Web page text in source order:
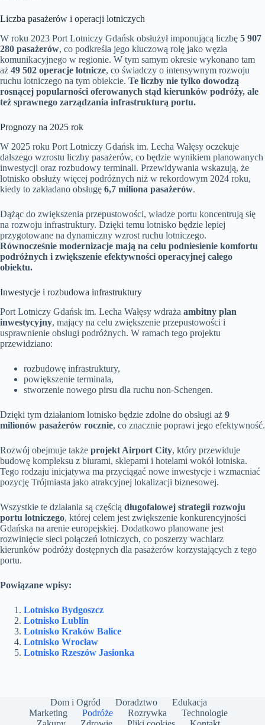
Liczba pasażerów i operacji lotniczych
W roku 2023 Port Lotniczy Gdańsk obsłużył imponującą liczbę 5 907
280 pasażerów, co podkreśla jego kluczową rolę jako węzła
komunikacyjnego w regionie. W tym samym okresie wykonano tam
aż 49 502 operacje lotnicze, co świadczy o intensywnym rozwoju
ruchu lotniczego na tym obiekcie. Te liczby nie tylko dowodzą
rosnącej popularności oferowanych stąd kierunków podróży, ale
też sprawnego zarządzania infrastrukturą portu.
Prognozy na 2025 rok
W 2025 roku Port Lotniczy Gdańsk im. Lecha Wałęsy oczekuje
dalszego wzrostu liczby pasażerów, co będzie wynikiem planowanych
inwestycji oraz rozbudowy terminali. Przewidywania wskazują, że
lotnisko obsłuży więcej podróżnych niż w rekordowym 2024 roku,
kiedy to zakładano obsługę 6,7 miliona pasażerów.
Dążąc do zwiększenia przepustowości, władze portu koncentrują się
na rozwoju infrastruktury. Dzięki temu lotnisko będzie lepiej
przygotowane na dynamiczny wzrost ruchu lotniczego.
Równocześnie modernizacje mają na celu podniesienie komfortu
podróżnych i zwiększenie efektywności operacyjnej całego
obiektu.
Inwestycje i rozbudowa infrastruktury
Port Lotniczy Gdańsk im. Lecha Wałęsy wdraża ambitny plan
inwestycyjny, mający na celu zwiększenie przepustowości i
usprawnienie obsługi podróżnych. W ramach tego projektu
przewidziano:
rozbudowę infrastruktury,
powiększenie terminala,
stworzenie nowego pirsu dla ruchu non-Schengen.
Dzięki tym działaniom lotnisko będzie zdolne do obsługi aż 9
milionów pasażerów rocznie, co znacznie poprawi jego efektywność.
Rozwój obejmuje także projekt Airport City, który przewiduje
budowę kompleksu z biurami, sklepami i hotelami wokół lotniska.
Tego rodzaju inicjatywa ma przyciągać nowe inwestycje i wzmacniać
pozycję Trójmiasta jako atrakcyjnej lokalizacji biznesowej.
Wszystkie te działania są częścią długofalowej strategii rozwoju
portu lotniczego, której celem jest zwiększenie konkurencyjności
Gdańska na arenie europejskiej. Dodatkowo planowane jest
rozwinięcie sieci połączeń lotniczych, co poszerzy wachlarz
kierunków podróży dostępnych dla pasażerów korzystających z tego
portu.
Powiązane wpisy:
Lotnisko Bydgoszcz
Lotnisko Lublin
Lotnisko Kraków Balice
Lotnisko Wrocław
Lotnisko Rzeszów Jasionka
Dom i Ogród Doradztwo
Edukacja
Marketing
Podróże Rozrywka
Technologie